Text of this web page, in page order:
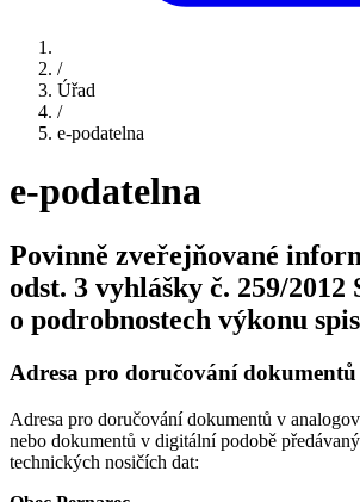
/
Úřad
/
e-podatelna
e-podatelna
Povinně zveřejňované
odst. 3 vyhlášky č. 259/2012
o podrobnostech výkonu
Adresa pro doručování dokumentů
Adresa pro doručování dokumentů v
nebo dokumentů v digitální podobě
technických nosičích dat: